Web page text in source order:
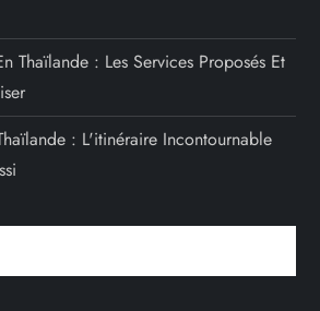
Thaïlande : Les Services Proposés Et
: L'itinéraire Incontournable